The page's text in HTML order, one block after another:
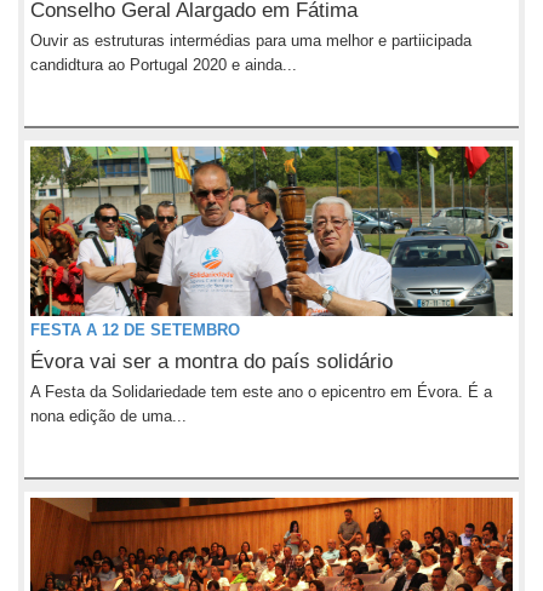
Conselho Geral Alargado em Fátima
Ouvir as estruturas intermédias para uma melhor e partiicipada
candidtura ao Portugal 2020 e ainda...
FESTA A 12 DE SETEMBRO
Évora vai ser a montra do país solidário
A Festa da Solidariedade tem este ano o epicentro em Évora. É a
nona edição de uma...